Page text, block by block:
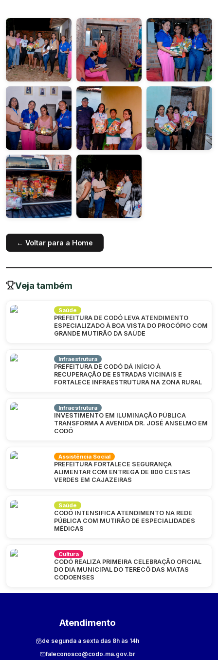
← Voltar para a Home
Veja também
Saúde
PREFEITURA DE CODÓ LEVA ATENDIMENTO
ESPECIALIZADO À BOA VISTA DO PROCÓPIO COM
GRANDE MUTIRÃO DA SAÚDE
Infraestrutura
PREFEITURA DE CODÓ DÁ INÍCIO À
RECUPERAÇÃO DE ESTRADAS VICINAIS E
FORTALECE INFRAESTRUTURA NA ZONA RURAL
Infraestrutura
INVESTIMENTO EM ILUMINAÇÃO PÚBLICA
TRANSFORMA A AVENIDA DR. JOSÉ ANSELMO EM
CODÓ
Assistência Social
PREFEITURA FORTALECE SEGURANÇA
ALIMENTAR COM ENTREGA DE 800 CESTAS
VERDES EM CAJAZEIRAS
Saúde
CODÓ INTENSIFICA ATENDIMENTO NA REDE
PÚBLICA COM MUTIRÃO DE ESPECIALIDADES
MÉDICAS
Cultura
CODÓ REALIZA PRIMEIRA CELEBRAÇÃO OFICIAL
DO DIA MUNICIPAL DO TERECÔ DAS MATAS
CODOENSES
Atendimento
de segunda a sexta das 8h às 14h
faleconosco@codo.ma.gov.br